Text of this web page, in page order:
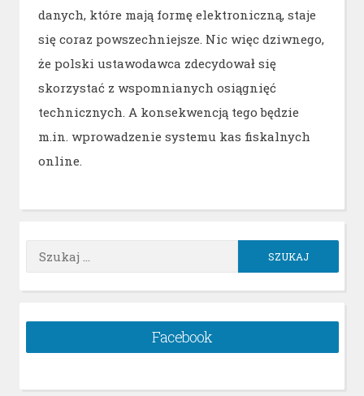
danych, które mają formę elektroniczną, staje
się coraz powszechniejsze. Nic więc dziwnego,
że polski ustawodawca zdecydował się
skorzystać z wspomnianych osiągnięć
technicznych. A konsekwencją tego będzie
m.in. wprowadzenie systemu kas fiskalnych
online.
Szukaj:
Facebook